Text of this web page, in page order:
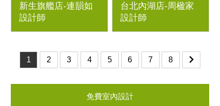
Orderfloor超耐磨木地
板、克洛伊床墊、鐵件
新生旗艦店-連韻如
設計師
Orderfloor超耐磨木地
板、鐵件烤漆玻璃滑
台北內湖店-周楹家
設計師
1 2 3 4 5 6 7 8
免費室內設計